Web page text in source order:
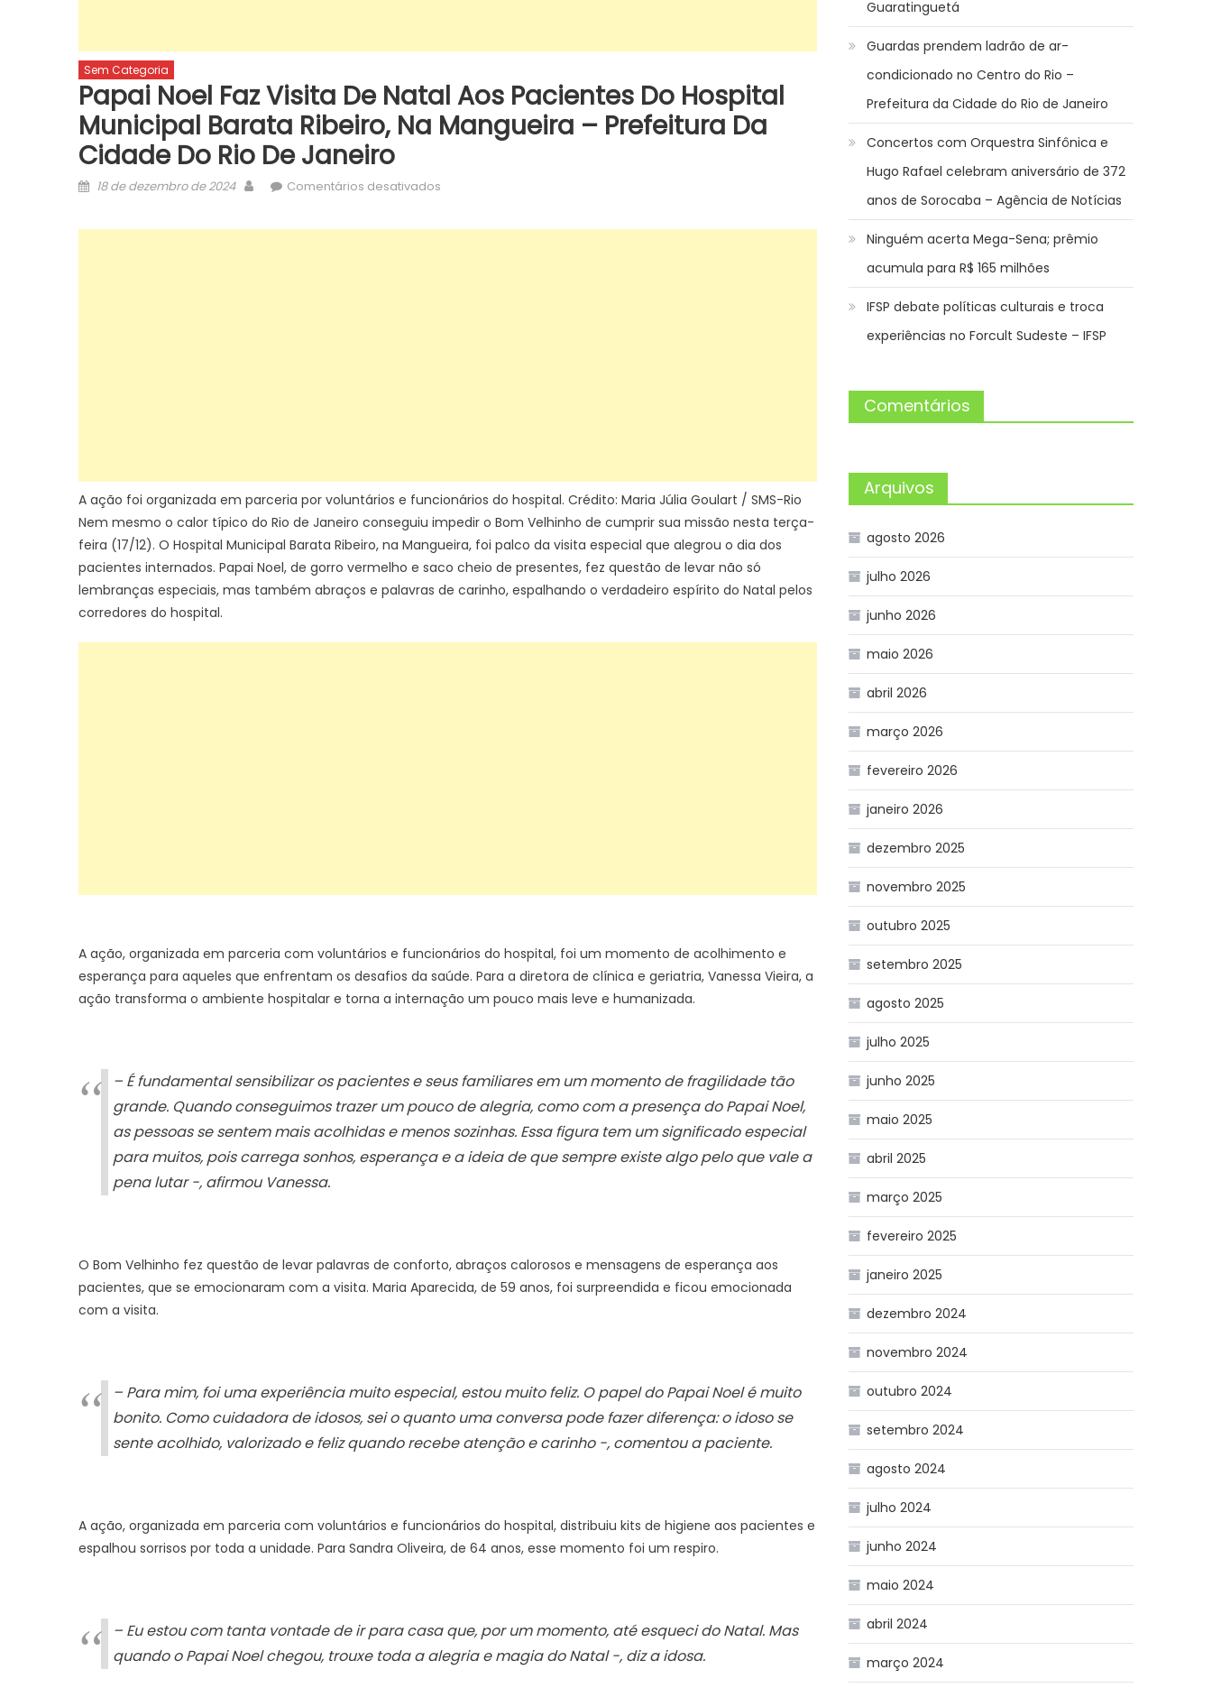
Sem Categoria
Papai Noel Faz Visita De Natal Aos Pacientes Do Hospital
Municipal Barata Ribeiro, Na Mangueira – Prefeitura Da
Cidade Do Rio De Janeiro
Posted
18 de dezembro de 2024 AuthorComentários desativados
Noel
Mangueira
–
Prefeitura
do
de
A ação foi organizada em parceria por voluntários e funcionários do hospital. Crédito: Maria Júlia Goulart / SMS-Rio
Nem mesmo o calor típico do Rio de Janeiro conseguiu impedir o Bom Velhinho de cumprir sua missão nesta terça-
feira (17/12). O Hospital Municipal Barata Ribeiro, na Mangueira, foi palco da visita especial que alegrou o dia dos
pacientes internados. Papai Noel, de gorro vermelho e saco cheio de presentes, fez questão de levar não só
lembranças especiais, mas também abraços e palavras de carinho, espalhando o verdadeiro espírito do Natal pelos
corredores do hospital.
A ação, organizada em parceria com voluntários e funcionários do hospital, foi um momento de acolhimento e
esperança para aqueles que enfrentam os desafios da saúde. Para a diretora de clínica e geriatria, Vanessa Vieira, a
ação transforma o ambiente hospitalar e torna a internação um pouco mais leve e humanizada.
– É fundamental sensibilizar os pacientes e seus familiares em um momento de fragilidade tão
grande. Quando conseguimos trazer um pouco de alegria, como com a presença do Papai Noel,
as pessoas se sentem mais acolhidas e menos sozinhas. Essa figura tem um significado especial
para muitos, pois carrega sonhos, esperança e a ideia de que sempre existe algo pelo que vale a
pena lutar -, afirmou Vanessa.
O Bom Velhinho fez questão de levar palavras de conforto, abraços calorosos e mensagens de esperança aos
pacientes, que se emocionaram com a visita. Maria Aparecida, de 59 anos, foi surpreendida e ficou emocionada
com a visita.
– Para mim, foi uma experiência muito especial, estou muito feliz. O papel do Papai Noel é muito
bonito. Como cuidadora de idosos, sei o quanto uma conversa pode fazer diferença: o idoso se
sente acolhido, valorizado e feliz quando recebe atenção e carinho -, comentou a paciente.
A ação, organizada em parceria com voluntários e funcionários do hospital, distribuiu kits de higiene aos pacientes e
espalhou sorrisos por toda a unidade. Para Sandra Oliveira, de 64 anos, esse momento foi um respiro.
– Eu estou com tanta vontade de ir para casa que, por um momento, até esqueci do Natal. Mas
quando o Papai Noel chegou, trouxe toda a alegria e magia do Natal -, diz a idosa.
Guaratinguetá
Guardas prendem ladrão de ar-
condicionado no Centro do Rio –
Prefeitura da Cidade do Rio de Janeiro
Concertos com Orquestra Sinfônica e
Hugo Rafael celebram aniversário de 372
anos de Sorocaba – Agência de Notícias
Ninguém acerta Mega-Sena; prêmio
acumula para R$ 165 milhões
IFSP debate políticas culturais e troca
experiências no Forcult Sudeste – IFSP
Comentários
Arquivos
agosto 2026
julho 2026
junho 2026
maio 2026
abril 2026
março 2026
fevereiro 2026
janeiro 2026
dezembro 2025
novembro 2025
outubro 2025
setembro 2025
agosto 2025
julho 2025
junho 2025
maio 2025
abril 2025
março 2025
fevereiro 2025
janeiro 2025
dezembro 2024
novembro 2024
outubro 2024
setembro 2024
agosto 2024
julho 2024
junho 2024
maio 2024
abril 2024
março 2024